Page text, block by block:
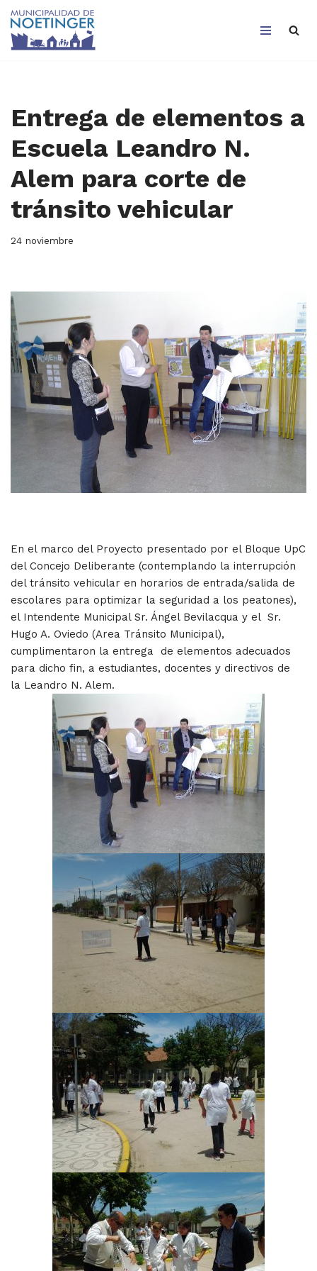
Saltar
Entrega de elementos a
Escuela Leandro N.
Alem para corte de
tránsito vehicular
24 noviembre
En el marco del Proyecto presentado por el Bloque UpC
del Concejo Deliberante (contemplando la interrupción
del tránsito vehicular en horarios de entrada/salida de
escolares para optimizar la seguridad a los peatones),
el Intendente Municipal Sr. Ángel Bevilacqua y el Sr.
Hugo A. Oviedo (Area Tránsito Municipal),
cumplimentaron la entrega de elementos adecuados
para dicho fin, a estudiantes, docentes y directivos de
la Leandro N. Alem.